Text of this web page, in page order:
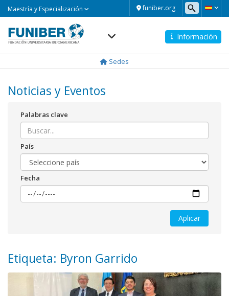
funiber.org
Maestría y Especialización
Información
Sedes
Noticias y Eventos
Palabras clave
País
Fecha
Etiqueta: Byron Garrido